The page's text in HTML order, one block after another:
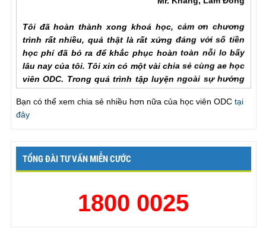
trình rất nhiều, quả thật là rất xứng đáng với số tiền
học phí đã bỏ ra để khắc phục hoàn toàn nỗi lo bấy
lâu nay của tôi. Tôi xin có một vài chia sẻ cùng ae học
viên ODC. Trong quá trình tập luyện ngoài sự hướng
dẫn của hlv cần hơn hết là sự chia sẻ của ae học viên
Trước khi đến với ODC tình trạng của tôi rất tệ, qh chỉ
chưa đầy một phú đã out, làm theo các bài tập nhưng
sẻ với chuong trinh, tôi đã chăm chỉ làm lại từ đầu và
tôi nhận ra ... , lúc này cũng giống như khi đã xuất
tinh lần một va tiếp tục thì thời gian se kéo dài rất lâu,
xuat tinh thi ko bi mất sức và qh rat xung o lan thu 2.
Chưa bao gio toi thay vợ hài lòng như bây giờ, khen
Bạn có thể xem chia sẻ nhiều hơn nữa của học viên ODC tại
đây
TỔNG ĐÀI TƯ VẤN MIỄN CƯỚC
1800 0025